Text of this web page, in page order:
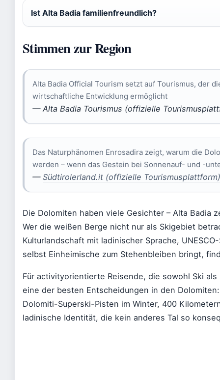
Ist Alta Badia familienfreundlich?
Stimmen zur Region
Alta Badia Official Tourism setzt auf Tourismus, der
wirtschaftliche Entwicklung ermöglicht
— Alta Badia Tourismus (offizielle
Das Naturphänomen Enrosadira zeigt, warum die
werden – wenn das Gestein bei Sonnenauf- und -
— Südtirolerland.it (offizielle Tourismusplattform)
Die Dolomiten haben viele Gesichter – Alta Badia
Wer die weißen Berge nicht nur als Skigebiet
Kulturlandschaft mit ladinischer Sprache,
selbst Einheimische zum Stehenbleiben bringt,
Für activityorientierte Reisende, die sowohl Ski
eine der besten Entscheidungen in den
Dolomiti-Superski-Pisten im Winter, 400
ladinische Identität, die kein anderes Tal so